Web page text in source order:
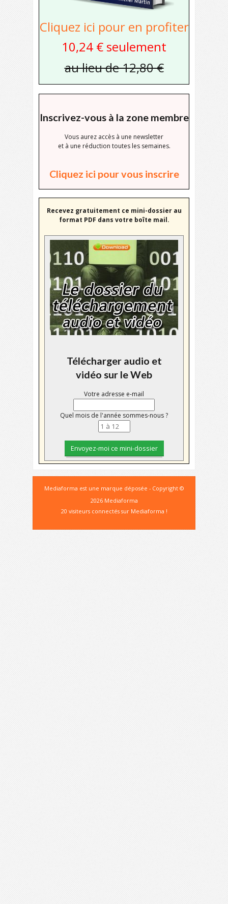
Cliquez ici pour en profiter
10,24 € seulement
au lieu de 12,80 €
Inscrivez-vous à la zone membre
Vous aurez accès à une newsletter
et à une réduction toutes les semaines.
Cliquez ici pour vous inscrire
Recevez gratuitement ce mini-dossier au
format PDF dans votre boîte mail.
Télécharger audio et
vidéo sur le Web
Votre adresse e-mail
Quel mois de l'année sommes-nous ?
Mediaforma est une marque déposée - Copyright ©
2026 Mediaforma
20 visiteurs connectés sur Mediaforma !